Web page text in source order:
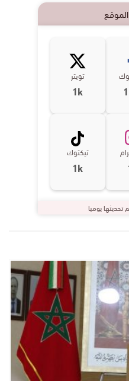
تويتر
1k
تيكتوك
1k
تحديثها يوميا